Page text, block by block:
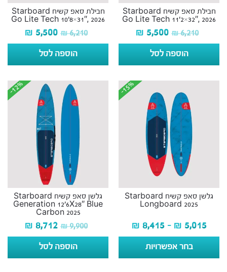
חבילת סאפ קשיח Starboard
Go Lite Tech 11’2×32″, 2026
₪6,210
₪ 5,500
הוספה לסל
חבילת סאפ קשיח Starboard
Go Lite Tech 10’8×31″, 2026
₪6,210
₪ 5,500
הוספה לסל
-15%
-15%
גלשן סאפ קשיח Starboard
Longboard 2025
₪ 5,015
–
₪ 8,415
בחר אפשרויות
-12%
-12%
גלשן סאפ קשיח Starboard
Generation 12’6X28″ Blue
Carbon 2025
₪9,900
₪ 8,712
הוספה לסל